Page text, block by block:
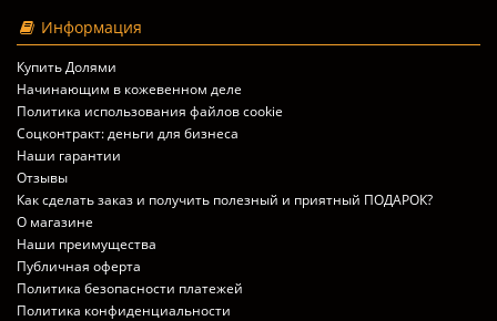
Информация
Купить Долями
Начинающим в кожевенном деле
Политика использования файлов cookie
Соцконтракт: деньги для бизнеса
Наши гарантии
Отзывы
Как сделать заказ и получить полезный и приятный ПОДАРОК?
О магазине
Наши преимущества
Публичная оферта
Политика безопасности платежей
Политика конфиденциальности